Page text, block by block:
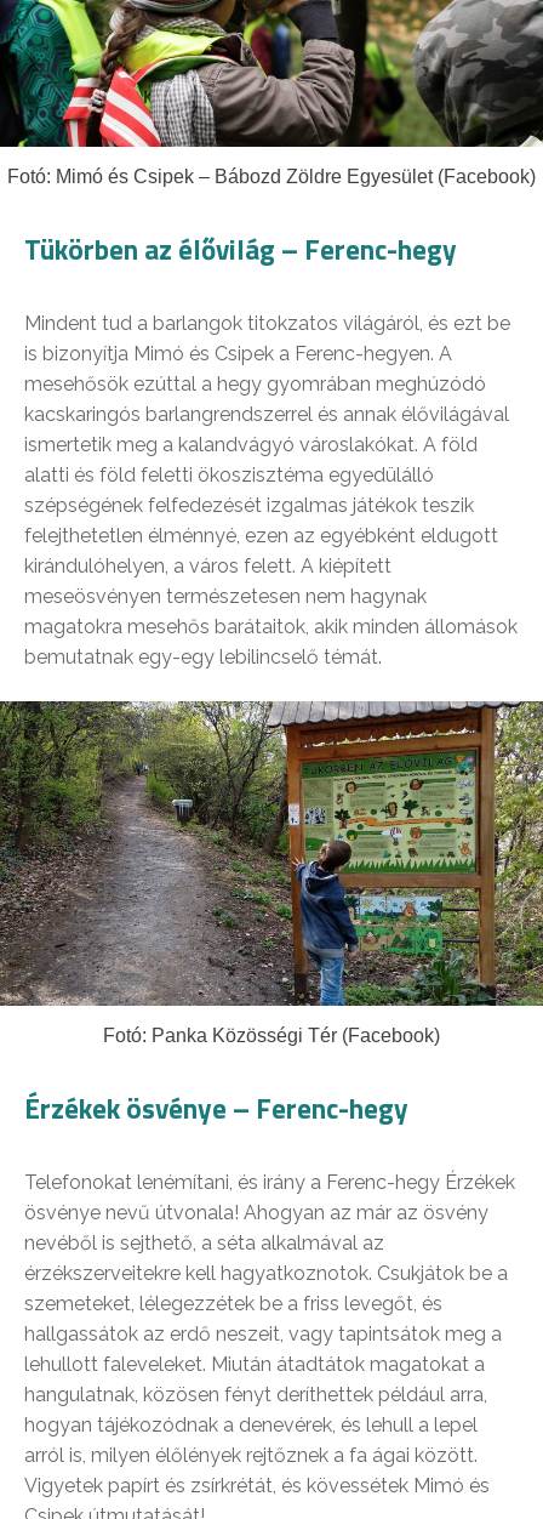
Fotó: Mimó és Csipek – Bábozd Zöldre Egyesület (Facebook)
Tükörben az élővilág – Ferenc-hegy
Mindent tud a barlangok titokzatos világáról, és ezt be
is bizonyítja Mimó és Csipek a Ferenc-hegyen. A
mesehősök ezúttal a hegy gyomrában meghúzódó
kacskaringós barlangrendszerrel és annak élővilágával
ismertetik meg a kalandvágyó városlakókat. A föld
alatti és föld feletti ökoszisztéma egyedülálló
szépségének felfedezését izgalmas játékok teszik
felejthetetlen élménnyé, ezen az egyébként eldugott
kirándulóhelyen, a város felett. A kiépített
meseösvényen természetesen nem hagynak
magatokra mesehős barátaitok, akik minden állomások
bemutatnak egy-egy lebilincselő témát.
Fotó: Panka Közösségi Tér (Facebook)
Érzékek ösvénye – Ferenc-hegy
Telefonokat lenémítani, és irány a Ferenc-hegy Érzékek
ösvénye nevű útvonala! Ahogyan az már az ösvény
nevéből is sejthető, a séta alkalmával az
érzékszerveitekre kell hagyatkoznotok. Csukjátok be a
szemeteket, lélegezzétek be a friss levegőt, és
hallgassátok az erdő neszeit, vagy tapintsátok meg a
lehullott faleveleket. Miután átadtátok magatokat a
hangulatnak, közösen fényt deríthettek például arra,
hogyan tájékozódnak a denevérek, és lehull a lepel
arról is, milyen élőlények rejtőznek a fa ágai között.
Vigyetek papírt és zsírkrétát, és kövessétek Mimó és